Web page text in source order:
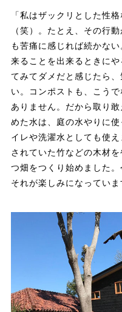
「私はザックリとした性
（笑）。たとえ、その行
も苦痛に感じれば続かな
来ることを出来るときに
てみてダメだと感じたら
い。コンポストも、こう
ありません。だから取り
めた水は、庭の水やりに
イレや洗濯水としても使
されていた竹などの木材
つ畑をつくり始めました
それが楽しみになっていま